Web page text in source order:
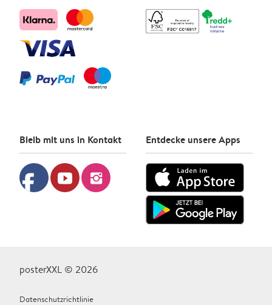
Bleib mit uns in Kontakt
facebook youtube instagram
Entdecke unsere Apps
posterXXL © 2026
Datenschutzrichtlinie